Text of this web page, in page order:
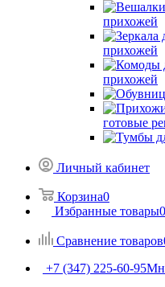
прихожей
прихожей
прихожей
готовые
Личный кабинет
Корзина0
Избранные товары0
Сравнение товаров
+7 (347) 225-60-95